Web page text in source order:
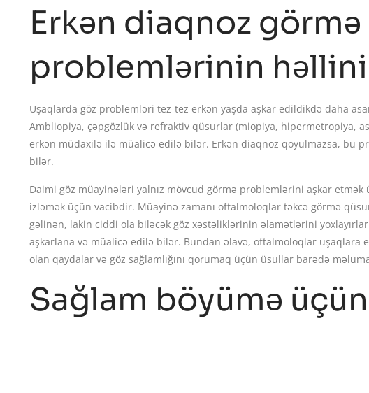
Erkən diaqnoz görmə
problemlərinin həllini
Uşaqlarda göz problemləri tez-tez erkən yaşda aşkar edildikdə daha
Ambliopiya, çəpgözlük və refraktiv qüsurlar (miopiya, hipermetropiya,
erkən müdaxilə ilə müalicə edilə bilər. Erkən diaqnoz qoyulmazsa, bu
bilər.
Daimi göz müayinələri yalnız mövcud görmə problemlərini aşkar etmək
izləmək üçün vacibdir. Müayinə zamanı oftalmoloqlar təkcə görmə
gəlinən, lakin ciddi ola biləcək göz xəstəliklərinin əlamətlərini
aşkarlana və müalicə edilə bilər. Bundan əlavə, oftalmoloqlar uşaqlara
olan qaydalar və göz sağlamlığını qorumaq üçün üsullar barədə
Sağlam böyümə